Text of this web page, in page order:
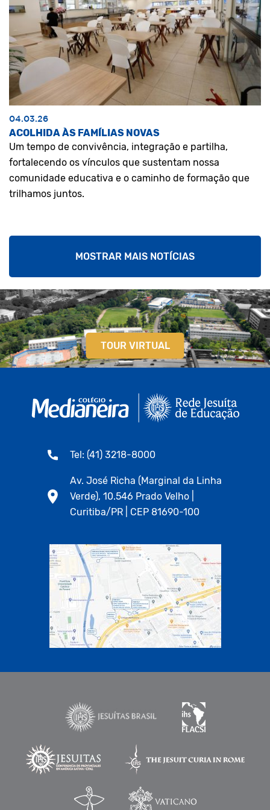
04.03.26
ACOLHIDA ÀS FAMÍLIAS NOVAS
Um tempo de convivência, integração e partilha,
fortalecendo os vínculos que sustentam nossa
comunidade educativa e o caminho de formação que
trilhamos juntos.
MOSTRAR MAIS NOTÍCIAS
TOUR VIRTUAL
Tel: (41) 3218-8000
Av. José Richa (Marginal da Linha
Verde), 10.546 Prado Velho |
Curitiba/PR | CEP 81690-100